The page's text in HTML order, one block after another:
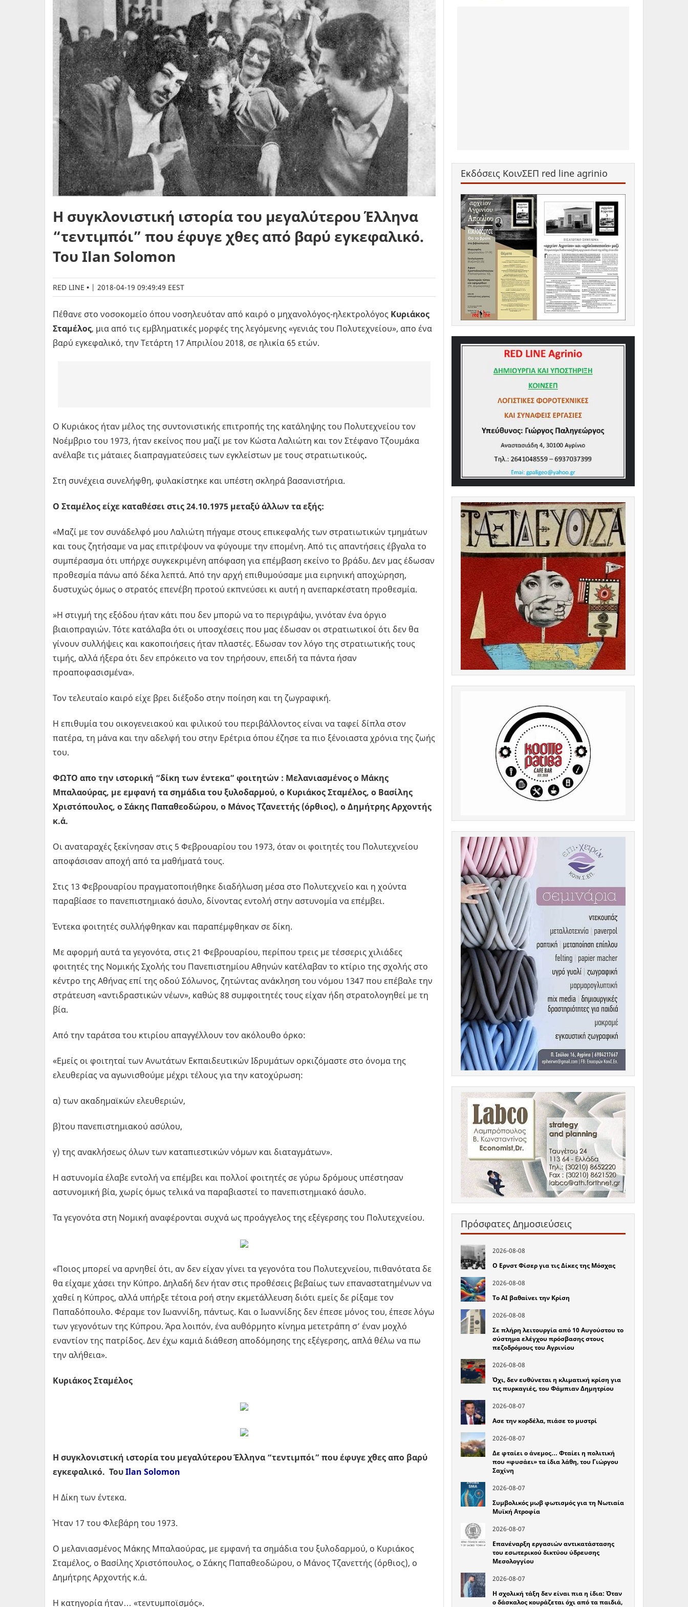
Η συγκλονιστική ιστορία του μεγαλύτερου Έλληνα
“τεντιμπόι” που έφυγε χθες από βαρύ εγκεφαλικό.
Του Ilan Solomon
RED LINE | 2018-04-19 09:49:49 EEST
Πέθανε στο νοσοκομείο όπου νοσηλευόταν από καιρό ο μηχανολόγος-ηλεκτρολόγος Κυριάκος
Σταμέλος, μια από τις εμβληματικές μορφές της λεγόμενης «γενιάς του Πολυτεχνείου», απο ένα
βαρύ εγκεφαλικό, την Τετάρτη 17 Απριλίου 2018, σε ηλικία 65 ετών.
Ο Κυριάκος ήταν μέλος της συντονιστικής επιτροπής της κατάληψης του Πολυτεχνείου τον
Νοέμβριο του 1973, ήταν εκείνος που μαζί με τον Κώστα Λαλιώτη και τον Στέφανο Τζουμάκα
ανέλαβε τις μάταιες διαπραγματεύσεις των εγκλείστων με τους στρατιωτικούς.
Στη συνέχεια συνελήφθη, φυλακίστηκε και υπέστη σκληρά βασανιστήρια.
Ο Σταμέλος είχε καταθέσει στις 24.10.1975 μεταξύ άλλων τα εξής:
«Μαζί με τον συνάδελφό μου Λαλιώτη πήγαμε στους επικεφαλής των στρατιωτικών τμημάτων
και τους ζητήσαμε να μας επιτρέψουν να φύγουμε την επομένη. Από τις απαντήσεις έβγαλα το
συμπέρασμα ότι υπήρχε συγκεκριμένη απόφαση για επέμβαση εκείνο το βράδυ. Δεν μας έδωσαν
προθεσμία πάνω από δέκα λεπτά. Από την αρχή επιθυμούσαμε μια ειρηνική αποχώρηση,
δυστυχώς όμως ο στρατός επενέβη προτού εκπνεύσει κι αυτή η ανεπαρκέστατη προθεσμία.
»Η στιγμή της εξόδου ήταν κάτι που δεν μπορώ να το περιγράψω, γινόταν ένα όργιο
βιαιοπραγιών. Τότε κατάλαβα ότι οι υποσχέσεις που μας έδωσαν οι στρατιωτικοί ότι δεν θα
γίνουν συλλήψεις και κακοποιήσεις ήταν πλαστές. Εδωσαν τον λόγο της στρατιωτικής τους
τιμής, αλλά ήξερα ότι δεν επρόκειτο να τον τηρήσουν, επειδή τα πάντα ήσαν
προαποφασισμένα».
Τον τελευταίο καιρό είχε βρει διέξοδο στην ποίηση και τη ζωγραφική.
Η επιθυμία του οικογενειακού και φιλικού του περιβάλλοντος είναι να ταφεί δίπλα στον
πατέρα, τη μάνα και την αδελφή του στην Ερέτρια όπου έζησε τα πιο ξένοιαστα χρόνια της ζωής
του.
ΦΩΤΟ απο την ιστορική “δίκη των έντεκα” φοιτητών : Μελανιασμένος ο Μάκης
Μπαλαούρας, με εμφανή τα σημάδια του ξυλοδαρμού, o Κυριάκος Σταμέλος, o Βασίλης
Χριστόπουλος, o Σάκης Παπαθεοδώρου, o Μάνος Τζανεττής (όρθιος), o Δημήτρης Αρχοντής
κ.ά.
Οι αναταραχές ξεκίνησαν στις 5 Φεβρουαρίου του 1973, όταν οι φοιτητές του Πολυτεχνείου
αποφάσισαν αποχή από τα μαθήματά τους.
Στις 13 Φεβρουαρίου πραγματοποιήθηκε διαδήλωση μέσα στο Πολυτεχνείο και η χούντα
παραβίασε το πανεπιστημιακό άσυλο, δίνοντας εντολή στην αστυνομία να επέμβει.
Έντεκα φοιτητές συλλήφθηκαν και παραπέμφθηκαν σε δίκη.
Με αφορμή αυτά τα γεγονότα, στις 21 Φεβρουαρίου, περίπου τρεις με τέσσερις χιλιάδες
φοιτητές της Νομικής Σχολής του Πανεπιστημίου Αθηνών κατέλαβαν το κτίριο της σχολής στο
κέντρο της Αθήνας επί της οδού Σόλωνος, ζητώντας ανάκληση του νόμου 1347 που επέβαλε την
στράτευση «αντιδραστικών νέων», καθώς 88 συμφοιτητές τους είχαν ήδη στρατολογηθεί με τη
βία.
Από την ταράτσα του κτιρίου απαγγέλλουν τον ακόλουθο όρκο:
«Εμείς οι φοιτηταί των Ανωτάτων Εκπαιδευτικών Ιδρυμάτων ορκιζόμαστε στο όνομα της
ελευθερίας να αγωνισθούμε μέχρι τέλους για την κατοχύρωση:
α) των ακαδημαϊκών ελευθεριών,
β)του πανεπιστημιακού ασύλου,
γ) της ανακλήσεως όλων των καταπιεστικών νόμων και διαταγμάτων».
Η αστυνομία έλαβε εντολή να επέμβει και πολλοί φοιτητές σε γύρω δρόμους υπέστησαν
αστυνομική βία, χωρίς όμως τελικά να παραβιαστεί το πανεπιστημιακό άσυλο.
Τα γεγονότα στη Νομική αναφέρονται συχνά ως προάγγελος της εξέγερσης του Πολυτεχνείου.
«Ποιος μπορεί να αρνηθεί ότι, αν δεν είχαν γίνει τα γεγονότα του Πολυτεχνείου, πιθανότατα δε
θα είχαμε χάσει την Κύπρο. Δηλαδή δεν ήταν στις προθέσεις βεβαίως των επαναστατημένων να
χαθεί η Κύπρος, αλλά υπήρξε τέτοια ροή στην εκμετάλλευση διότι εμείς δε ρίξαμε τον
Παπαδόπουλο. Φέραμε τον Ιωαννίδη, πάντως. Και ο Ιωαννίδης δεν έπεσε μόνος του, έπεσε λόγω
των γεγονότων της Κύπρου. Άρα λοιπόν, ένα αυθόρμητο κίνημα μετετράπη σ’ έναν μοχλό
εναντίον της πατρίδος. Δεν έχω καμιά διάθεση αποδόμησης της εξέγερσης, απλά θέλω να πω
την αλήθεια».
Κυριάκος Σταμέλος
Η συγκλονιστική ιστορία του μεγαλύτερου Έλληνα “τεντιμπόι” που έφυγε χθες απο βαρύ
εγκεφαλικό. ΤουIlan Solomon
Η Δίκη των έντεκα.
Ήταν 17 του Φλεβάρη του 1973.
O μελανιασμένος Μάκης Μπαλαούρας, με εμφανή τα σημάδια του ξυλοδαρμού, o Κυριάκος
Σταμέλος, o Βασίλης Χριστόπουλος, o Σάκης Παπαθεοδώρου, o Μάνος Τζανεττής (όρθιος), o
Δημήτρης Αρχοντής κ.ά.
Η κατηγορία ήταν… «τεντυμποϊσμός».
Εκδόσεις ΚοινΣΕΠ red line agrinio
Πρόσφατες Δημοσιεύσεις
2026-08-08
Ο Ερνστ Φίσερ για τις Δίκες της Μόσχας
2026-08-08
Το ΑΙ βαθαίνει την Κρίση
2026-08-08
Σε πλήρη λειτουργία από 10 Αυγούστου το
σύστημα ελέγχου πρόσβασης στους
πεζοδρόμους του Αγρινίου
2026-08-08
Όχι, δεν ευθύνεται η κλιματική κρίση για
τις πυρκαγιές, του Φάμπιαν Δημητρίου
2026-08-07
Ασε την κορδέλα, πιάσε το μυστρί
2026-08-07
Δε φταίει ο άνεμος… Φταίει η πολιτική
που «φυσάει» τα ίδια λάθη, του Γιώργου
Σαχίνη
2026-08-07
Συμβολικός μωβ φωτισμός για τη Νωτιαία
Μυϊκή Ατροφία
2026-08-07
Επανέναρξη εργασιών αντικατάστασης
του εσωτερικού δικτύου ύδρευσης
Μεσολογγίου
2026-08-07
Η σχολική τάξη δεν είναι πια η ίδια: Όταν
ο δάσκαλος κουράζεται όχι από τα παιδιά,